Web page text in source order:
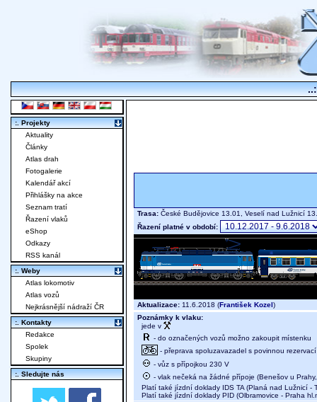
Trasa: České Budějovice 13.01, Veselí nad Lužnicí
Řazení platné v období:
Aktualizace: 11.6.2018 (František Kozel)
Poznámky k vlaku:
jede v
- do označených vozů možno zakoupit místenku
- přeprava spoluzavazadel s povinnou
- vůz s přípojkou 230 V
- vlak nečeká na žádné přípoje (Benešov u
Platí také jízdní doklady IDS TA (Planá nad Lužnicí -
Platí také jízdní doklady PID (Olbramovice - Praha
:. Projekty
Aktuality
Články
Atlas drah
Fotogalerie
Kalendář akcí
Přihlášky na akce
Seznam tratí
Řazení vlaků
eShop
Odkazy
RSS kanál
:. Weby
Atlas lokomotiv
Atlas vozů
Nejkrásnější nádraží ČR
:. Kontakty
Redakce
Spolek
Skupiny
:. Sledujte nás